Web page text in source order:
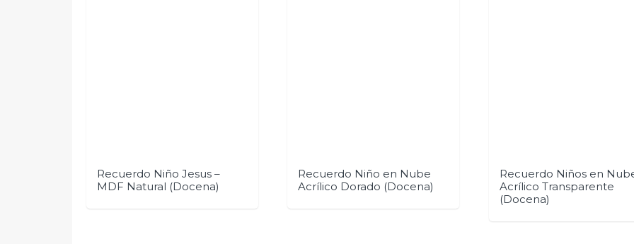
Recuerdo Niño Jesus –
MDF Natural (Docena)
Recuerdo Niño en Nube
Acrílico Dorado (Docena)
Recuerdo Niños en
Acrílico Transparente
(Docena)